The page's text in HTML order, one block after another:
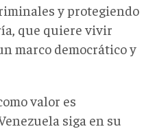
y protegiendo
que quiere vivir
marco democrático y
valor es
siga en su